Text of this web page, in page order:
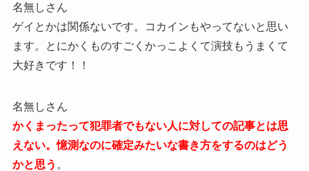
名無しさん
ゲイとかは関係ないです。コカインもやってないと思い
ます。とにかくものすごくかっこよくて演技もうまくて
大好きです！！
名無しさん
かくまったって犯罪者でもない人に対しての記事とは思
えない。憶測なのに確定みたいな書き方をするのはどう
かと思う 。